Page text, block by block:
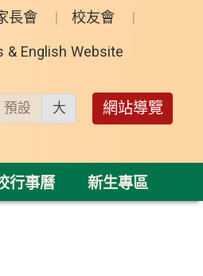
長會 校友會
& English Website
預設 大 網站導覽
行事曆 新生專區